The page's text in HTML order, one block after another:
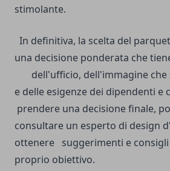
stimolante.
In definitiva, la scelta del
una decisione ponderata che
dell'ufficio, dell'immagine che
e delle esigenze dei dipendenti e
prendere una decisione finale,
consultare un esperto di design
ottenere suggerimenti e consigli
proprio obiettivo.